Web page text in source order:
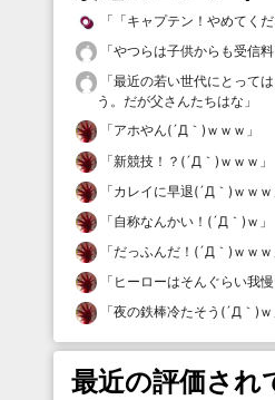
「 「キャプテン！やめてくだ
「やつらは子供からも受信
「最近の若い世代にとって
う。だが父さんたちはな 」
「アホやん(´Д｀)ｗｗｗ 」
「新競技！？(´Д｀)ｗｗｗ 」
「カレイに早退(´Д｀)ｗｗｗ
「自称なんかい！(´Д｀)ｗ 」
「だっふんだ！(´Д｀)ｗｗｗ
「 ヒーローはそんぐらい我
「夜の鉄棒冷たそう(´Д｀)ｗ
最近の評価され